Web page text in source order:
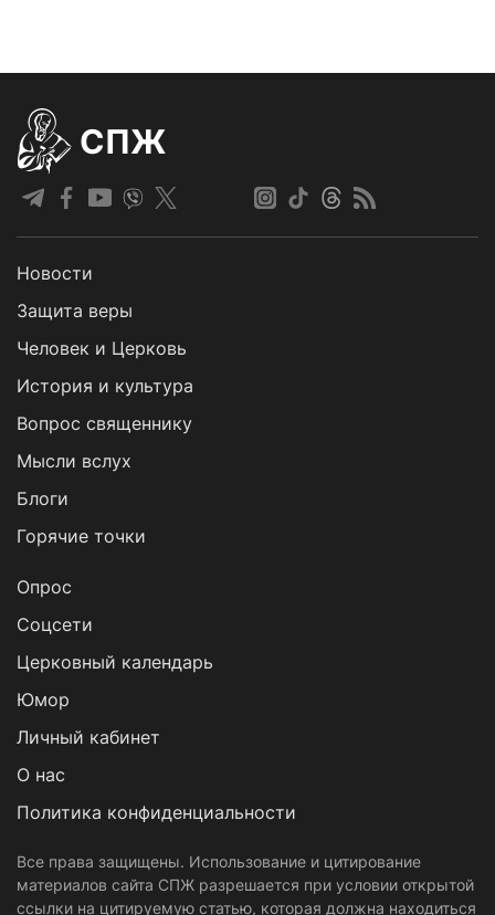
СПЖ
Новости
Защита веры
Человек и Церковь
История и культура
Вопрос священнику
Мысли вслух
Блоги
Горячие точки
Опрос
Cоцсети
Церковный календарь
Юмор
Личный кабинет
О нас
Политика конфиденциальности
Все права защищены. Использование и цитирование
материалов сайта СПЖ разрешается при условии открытой
ссылки на цитируемую статью, которая должна находиться